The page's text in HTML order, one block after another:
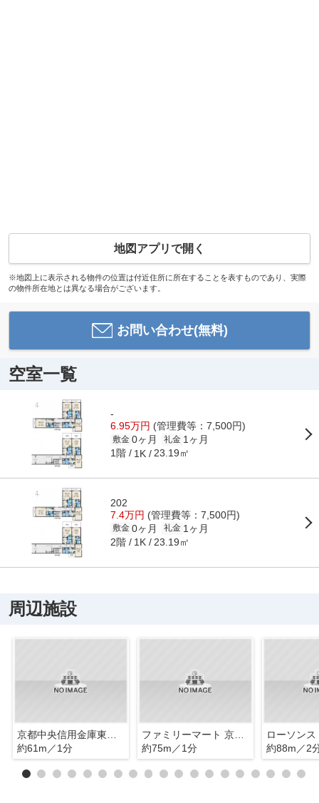
地図アプリで開く
※地図上に表示される物件の位置は付近住所に所在することを表すものであり、実際
の物件所在地とは異なる場合がございます。
お問い合わせ(無料)
空室一覧
-
6.95万円 (管理費等：7,500円)
敷金 0ヶ月 礼金 1ヶ月
1階 1K 23.19㎡
202
7.4万円 (管理費等：7,500円)
敷金 0ヶ月 礼金 1ヶ月
2階 1K 23.19㎡
周辺施設
約61m／1分
ファミリーマート 京阪五条店
約75m／1分
約88m／2